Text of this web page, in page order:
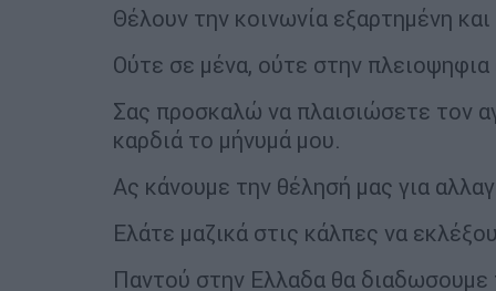
Θέλουν την κοινωνία εξαρτημένη
Ούτε σε μένα, ούτε στην
Σας προσκαλώ να πλαισιώσετε τον
καρδιά το μήνυμά μου.
Ας κάνουμε την θέλησή μας για
Ελάτε μαζικά στις κάλπες να
Παντού στην Ελλαδα θα διαδωσουμε